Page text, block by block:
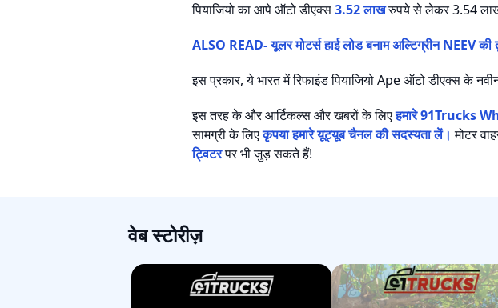
पियाजियो का आपे ऑटो डीएक्स3.52 लाखरुपये से लेकर 3.54
ALSO READ- यूलर मोटर्स हाई लोड बनाम अल्टिग्रीन NEEV की
इस प्रकार, ये भारत में रिफाइंड पियाजियो Ape ऑटो डीएक्स के
इस तरह के और आर्टिकल्स और खबरों के लिएहमारे 91Trucks
सामग्री के लिएकृपया हमारे यूट्यूब चैनल की सदस्यता लें। मोटर
ट्विटरपर भी जुड़ सकते हैं!
वेब स्टोरीज़